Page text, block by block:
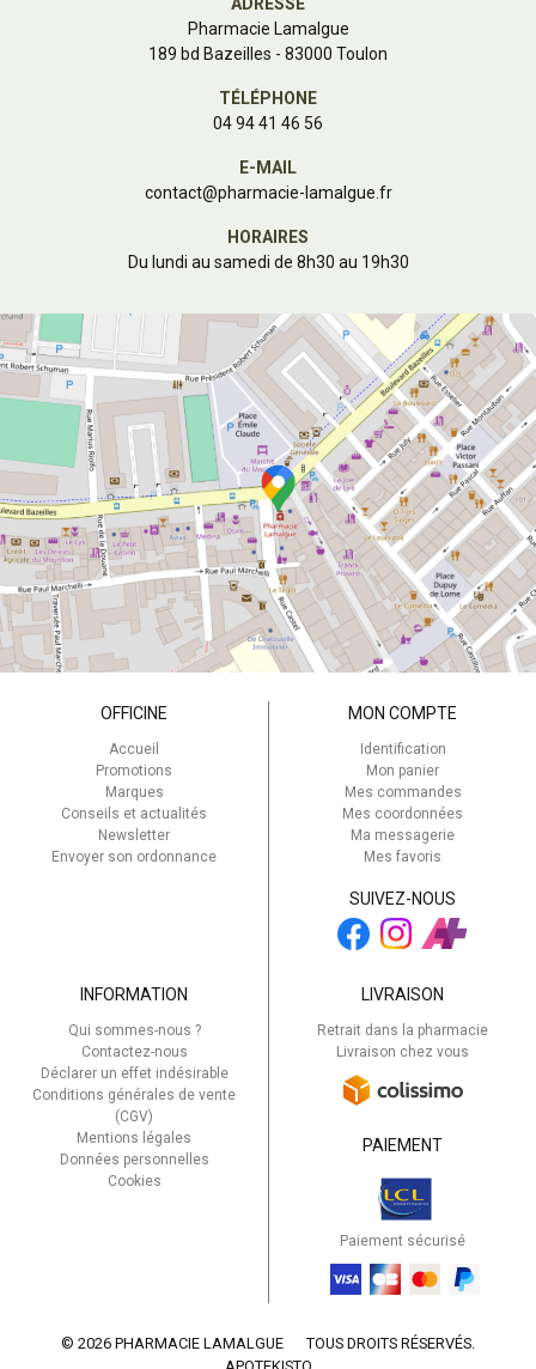
Pharmacie Lamalgue
189 bd Bazeilles - 83000 Toulon
TÉLÉPHONE
04 94 41 46 56
E-MAIL
contact@pharmacie-lamalgue.fr
HORAIRES
Du lundi au samedi de 8h30 au 19h30
OFFICINE
Accueil
Promotions
Marques
Conseils et actualités
Newsletter
Envoyer son ordonnance
MON COMPTE
Identification
Mon panier
Mes commandes
Mes coordonnées
Ma messagerie
Mes favoris
SUIVEZ-NOUS
INFORMATION
Qui sommes-nous ?
Contactez-nous
Déclarer un effet indésirable
Conditions générales de vente
(CGV)
Mentions légales
Données personnelles
Cookies
LIVRAISON
Retrait dans la pharmacie
Livraison chez vous
PAIEMENT
Paiement sécurisé
© 2026 PHARMACIE LAMALGUE
TOUS DROITS RÉSERVÉS.